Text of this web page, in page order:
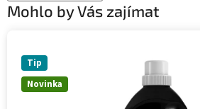
Mohlo by Vás zajímat
Novinka
Tip